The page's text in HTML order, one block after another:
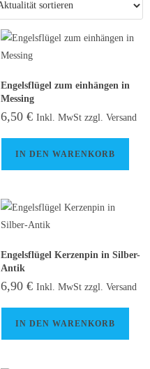
Engelsflügel zum einhängen in
Messing
6,50 € Inkl. MwSt zzgl. Versand
IN DEN WARENKORB
Engelsflügel Kerzenpin in Silber-
Antik
6,90 € Inkl. MwSt zzgl. Versand
IN DEN WARENKORB